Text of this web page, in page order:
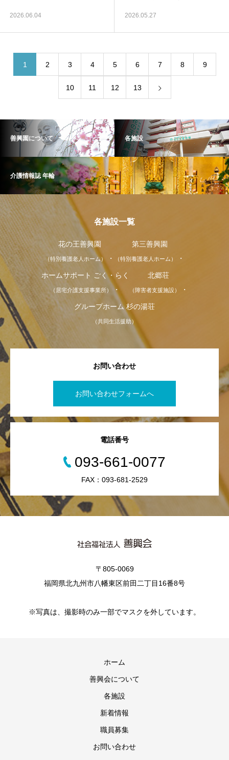
2026.06.04 2026.05.27
1 2 3 4 5 6 7 8 9
10 11 12 13
善興園について 各施設
介護情報誌 年輪
各施設一覧
花の王善興園
（特別養護老人ホーム）
第三善興園
（特別養護老人ホーム）
ホームサポート ごく・らく
（居宅介護支援事業所）
北郷荘
（障害者支援施設）
グループホーム 杉の湯荘
（共同生活援助）
お問い合わせ
お問い合わせフォームへ
電話番号
093-661-0077
FAX：093-681-2529
〒805-0069
福岡県北九州市八幡東区前田二丁目16番8号
※写真は、撮影時のみ一部でマスクを外しています。
ホーム
善興会について
各施設
新着情報
職員募集
お問い合わせ